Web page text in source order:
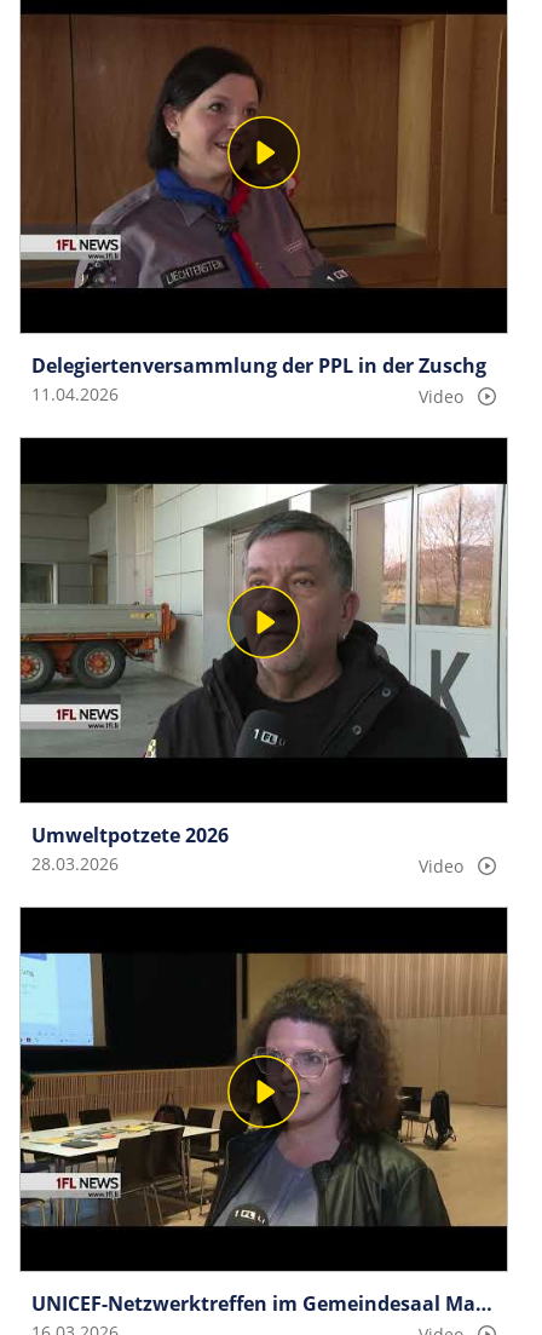
Delegierten­versammlung der PPL in der Zuschg
11.04.2026 Video
Umweltpotzete 2026
28.03.2026 Video
UNICEF-Netz­werktreffen im Gemeindesaal Mauren